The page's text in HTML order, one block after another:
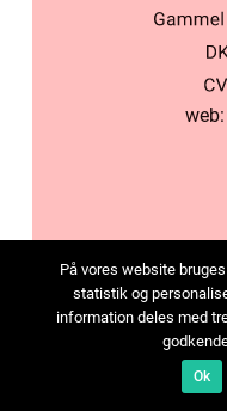
web:
På vores website
statistik og
information deles med
Ok